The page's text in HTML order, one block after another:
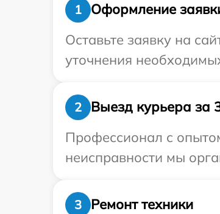
1
Оформление
Оставьте заявку на
уточнения
2
Выезд курьера за
Профессионал с
неисправности мы
3
Ремонт техники